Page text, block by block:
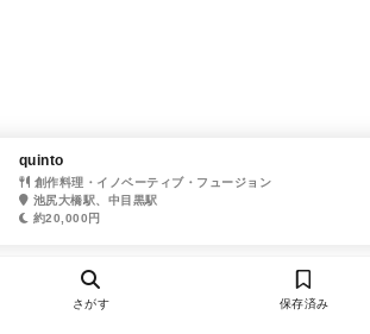
quinto
創作料理・イノベーティブ・フュージョン
池尻大橋駅、中目黒駅
約20,000円
さがす 保存済み